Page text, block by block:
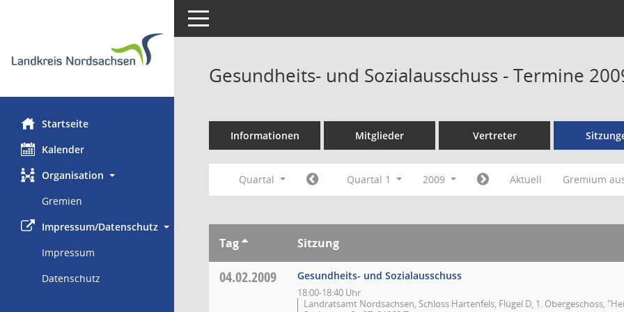
Startseite
Kalender
Organisation
Gremien
Impressum/Datenschutz
Impressum
Datenschutz
Toggle navigation
Gesundheits- und Sozialausschuss - Termine
Informationen Mitglieder Vertreter
Quartal Quartal 1 2009 Aktuell Gremium
Tag Sitzung
04.02.2009 Gesundheits- und Sozialausschuss
18:00-18:40 Uhr
Landratsamt Nordsachsen, Schloss Hartenfels, Flügel D, 1. Obergeschoss,